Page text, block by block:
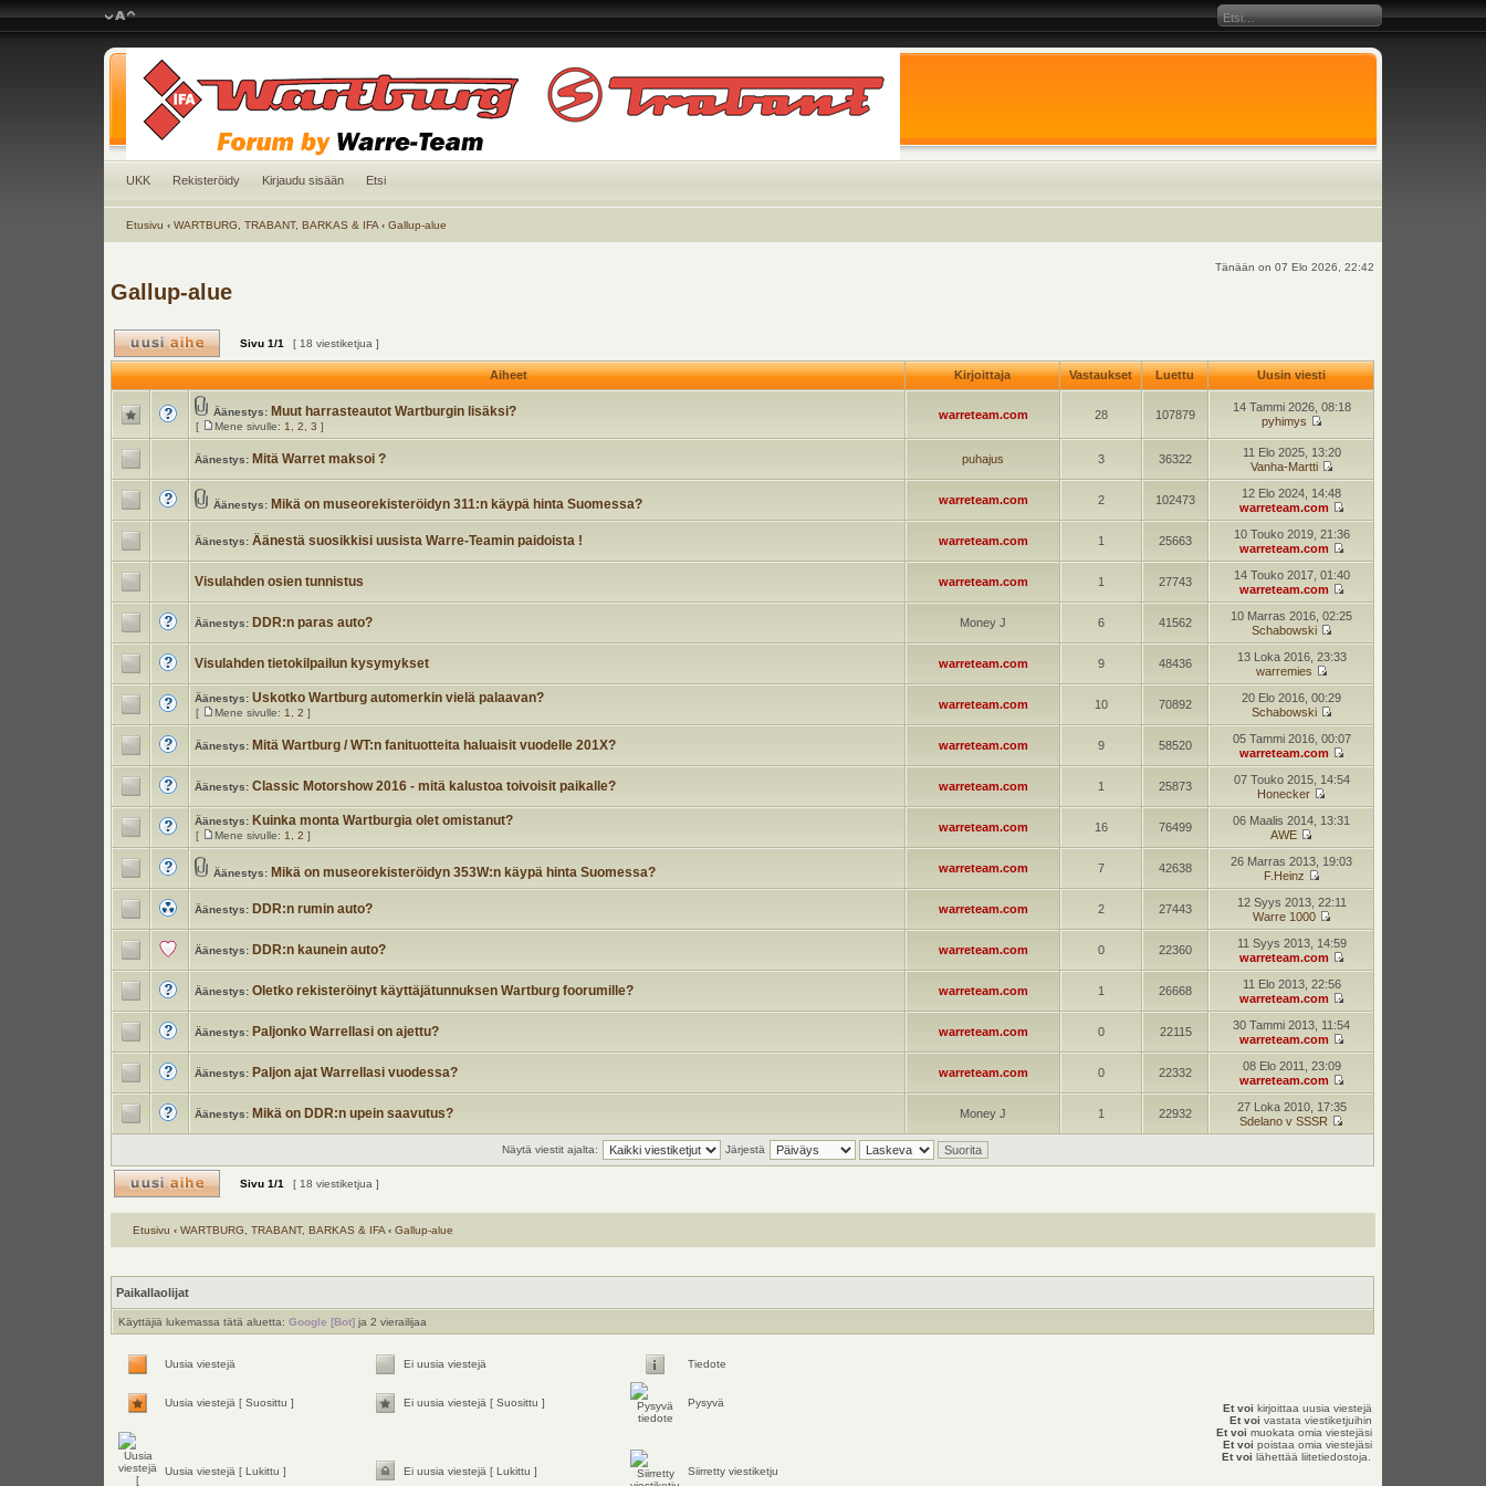
UKK Rekisteröidy Kirjaudu sisään Etsi
Etusivu ‹ WARTBURG, TRABANT, BARKAS & IFA ‹ Gallup-alue
Tänään on 07 Elo 2026, 22:42
Gallup-alue
Sivu1/1 [ 18 viestiketjua ]
Aiheet Kirjoittaja Vastaukset Luettu Uusin viesti
Äänestys: Muut harrasteautot Wartburgin lisäksi?
[ Mene sivulle: 1 ,2 ,3 ]
warreteam.com 28 107879
14 Tammi 2026, 08:18
pyhimys
Äänestys: Mitä Warret maksoi ? puhajus 3 36322
11 Elo 2025, 13:20
Vanha-Martti
Äänestys: Mikä on museorekisteröidyn 311:n käypä hinta Suomessa? warreteam.com 2 102473
12 Elo 2024, 14:48
warreteam.com
Äänestys:Äänestä suosikkisi uusista Warre-Teamin paidoista ! warreteam.com 1 25663
10 Touko 2019, 21:36
warreteam.com
Visulahden osien tunnistus warreteam.com 1 27743
14 Touko 2017, 01:40
warreteam.com
Äänestys: DDR:n paras auto? Money J 6 41562
10 Marras 2016, 02:25
Schabowski
Visulahden tietokilpailun kysymykset warreteam.com 9 48436
13 Loka 2016, 23:33
warremies
Äänestys:Uskotko Wartburg automerkin vielä palaavan?
[ Mene sivulle: 1 ,2 ]
warreteam.com 10 70892
20 Elo 2016, 00:29
Schabowski
Äänestys: Mitä Wartburg / WT:n fanituotteita haluaisit vuodelle 201X? warreteam.com 9 58520
05 Tammi 2016, 00:07
warreteam.com
Äänestys:Classic Motorshow 2016 - mitä kalustoa toivoisit paikalle? warreteam.com 1 25873
07 Touko 2015, 14:54
Honecker
Äänestys: Kuinka monta Wartburgia olet omistanut?
[ Mene sivulle: 1 ,2 ]
warreteam.com 16 76499
06 Maalis 2014, 13:31
AWE
Äänestys: Mikä on museorekisteröidyn 353W:n käypä hinta Suomessa? warreteam.com 7 42638
26 Marras 2013, 19:03
F.Heinz
Äänestys: DDR:n rumin auto? warreteam.com 2 27443
12 Syys 2013, 22:11
Warre 1000
Äänestys: DDR:n kaunein auto? warreteam.com 0 22360
11 Syys 2013, 14:59
warreteam.com
Äänestys:Oletko rekisteröinyt käyttäjätunnuksen Wartburg foorumille? warreteam.com 1 26668
11 Elo 2013, 22:56
warreteam.com
Äänestys: Paljonko Warrellasi on ajettu? warreteam.com 0 22115
30 Tammi 2013, 11:54
warreteam.com
Äänestys: Paljon ajat Warrellasi vuodessa? warreteam.com 0 22332
08 Elo 2011, 23:09
warreteam.com
Äänestys: Mikä on DDR:n upein saavutus? Money J 1 22932
27 Loka 2010, 17:35
Sdelano v SSSR
Näytä viestit ajalta: Järjestä
Sivu1/1 [ 18 viestiketjua ]
Etusivu ‹ WARTBURG, TRABANT, BARKAS & IFA ‹ Gallup-alue
Paikallaolijat
Käyttäjiä lukemassa tätä aluetta:Google [Bot] ja 2 vierailijaa
Uusia viestejä Ei uusia viestejä Tiedote
Uusia viestejä [ Suosittu ] Ei uusia viestejä [ Suosittu ] Pysyvä
Uusia viestejä [ Lukittu ] Ei uusia viestejä [ Lukittu ] Siirretty viestiketju
Et voi kirjoittaa uusia viestejä
Et voi vastata viestiketjuihin
Et voi muokata omia viestejäsi
Et voi poistaa omia viestejäsi
Et voi lähettää liitetiedostoja.